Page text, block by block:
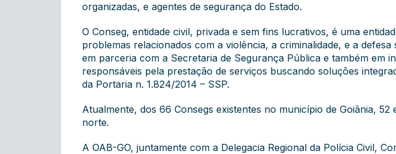
organizadas, e agentes de segurança do Estado.
O Conseg, entidade civil, privada e sem fins lucrativos, é uma
problemas relacionados com a violência, a criminalidade, e a
em parceria com a Secretaria de Segurança Pública e também em
responsáveis pela prestação de serviços buscando soluções
da Portaria n. 1.824/2014 – SSP.
Atualmente, dos 66 Consegs existentes no município de Goiânia,
norte.
A OAB-GO, juntamente com a Delegacia Regional da Polícia Civil,